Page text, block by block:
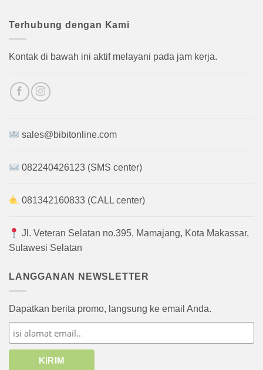
Terhubung dengan Kami
Kontak di bawah ini aktif melayani pada jam kerja.
sales@bibitonline.com
082240426123 (SMS center)
081342160833 (CALL center)
Jl. Veteran Selatan no.395, Mamajang, Kota Makassar,
Sulawesi Selatan
LANGGANAN NEWSLETTER
Dapatkan berita promo, langsung ke email Anda.